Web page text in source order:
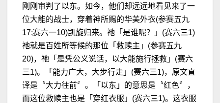
刚刚审判了以东。如今，他们却远远地看见来了一
位大能的战士，穿着神所赐的华美外衣(参赛五九
17;赛六一10)凯旋归来。祂「是谁呢？」(赛六三1)
祂就是百姓所等候的那位「救赎主」(参赛五九
20)，祂「是凭公义说话，以大能施行拯救」(赛六
三1)。「能力广大，大步行走」(赛六三1)，原文直
译是〝大力往前〞。「以东」的意思是〝红色〞，
而这位救赎主也是「穿红衣服」(赛六三1)。这衣服